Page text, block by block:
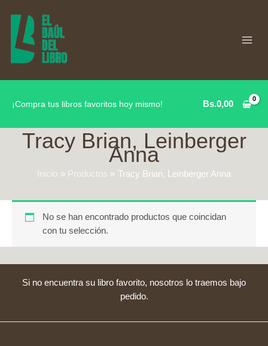
contenido
¡Compra tus libros favoritos hoy mismo! Bs.0,00
Tracy Brian, Leinberger
Anna
Inicio Productos Tracy Brian, Leinberger Anna
No se han encontrado productos que coincidan
con tu selección.
Si no encuentra su libro favorito, nosotros lo traemos bajo
pedido.